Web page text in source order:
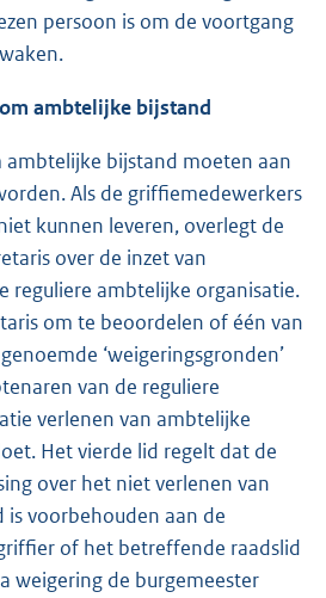
persoon is om de voortgang
ambtelijke bijstand
ambtelijke bijstand moeten aan
Als de griffiemedewerkers
kunnen leveren, overlegt de
over de inzet van
reguliere ambtelijke organisatie.
om te beoordelen of één van
‘weigeringsgronden’
van de reguliere
verlenen van ambtelijke
Het vierde lid regelt dat de
over het niet verlenen van
voorbehouden aan de
of het betreffende raadslid
weigering de burgemeester